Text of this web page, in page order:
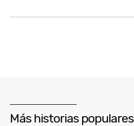
Más historias populares